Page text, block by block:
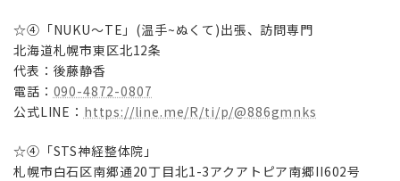
☆④「NUKU〜TE」(温手~ぬくて)出張、訪問専門
北海道札幌市東区北12条
代表：後藤静香
電話： 090-4872-0807
公式LINE： https://line.me/R/ti/p/@886gmnks
☆④「STS神経整体院」
札幌市白石区南郷通20丁目北1-3アクアトピア南郷II602号